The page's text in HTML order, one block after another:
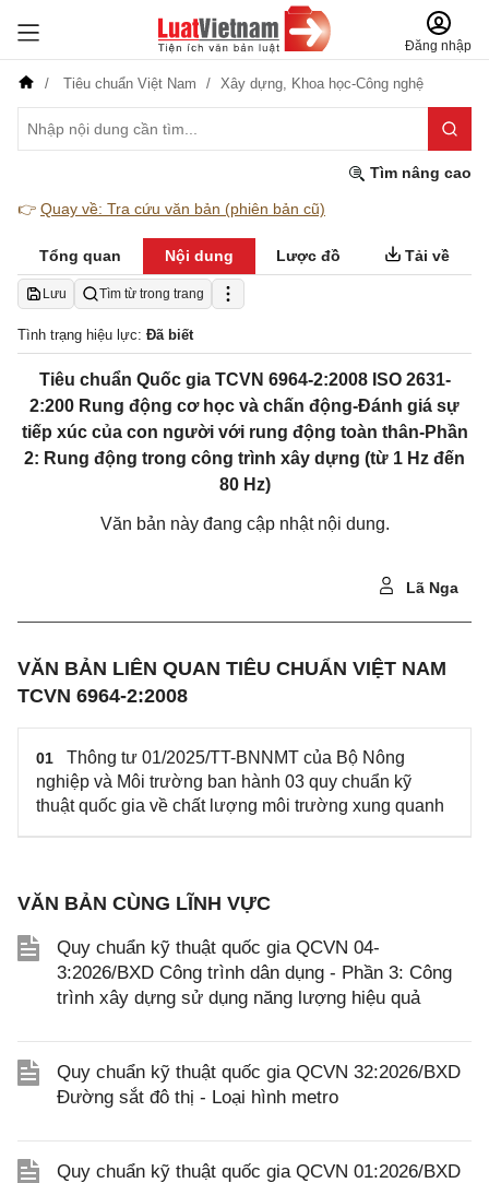
Đăng nhập
Tiêu chuẩn Việt Nam Xây dựng, Khoa học-Công nghệ
Tìm nâng cao
👉 Quay về: Tra cứu văn bản (phiên bản cũ)
Tổng quan Nội dung Lược đồ Tải về
Lưu Tìm từ trong trang
Tình trạng hiệu lực: Đã biết
Tiêu chuẩn Quốc gia TCVN 6964-2:2008 ISO 2631-
2:200 Rung động cơ học và chấn động-Đánh giá sự
tiếp xúc của con người với rung động toàn thân-Phần
2: Rung động trong công trình xây dựng (từ 1 Hz đến
80 Hz)
Văn bản này đang cập nhật nội dung.
Lã Nga
VĂN BẢN LIÊN QUAN TIÊU CHUẨN VIỆT NAM
TCVN 6964-2:2008
01
Thông tư 01/2025/TT-BNNMT của Bộ Nông
nghiệp và Môi trường ban hành 03 quy chuẩn kỹ
thuật quốc gia về chất lượng môi trường xung quanh
VĂN BẢN CÙNG LĨNH VỰC
Quy chuẩn kỹ thuật quốc gia QCVN 04-
3:2026/BXD Công trình dân dụng - Phần 3: Công
trình xây dựng sử dụng năng lượng hiệu quả
Quy chuẩn kỹ thuật quốc gia QCVN 32:2026/BXD
Đường sắt đô thị - Loại hình metro
Quy chuẩn kỹ thuật quốc gia QCVN 01:2026/BXD